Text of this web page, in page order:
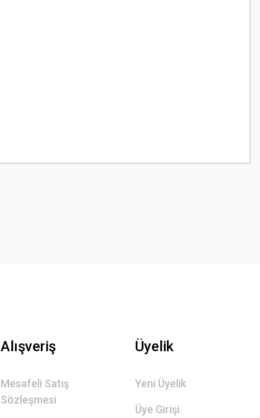
Alışveriş
Mesafeli Satış
Sözleşmesi
Üyelik
Yeni Üyelik
Üye Girişi